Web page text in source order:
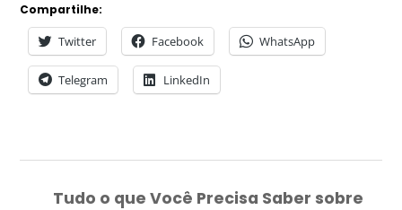
Compartilhe:
Twitter Facebook WhatsApp
Telegram LinkedIn
Tudo o que Você Precisa Saber sobre